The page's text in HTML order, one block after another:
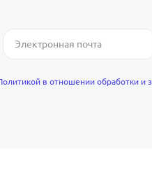
в отношении обработки и